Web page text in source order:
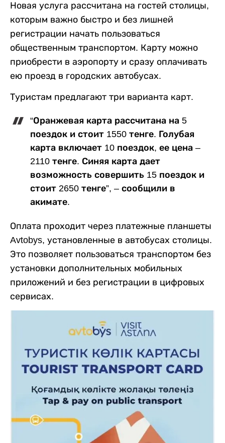
Новая услуга рассчитана на гостей столицы,
которым важно быстро и без лишней
регистрации начать пользоваться
общественным транспортом. Карту можно
приобрести в аэропорту и сразу оплачивать
ею проезд в городских автобусах.
Туристам предлагают три варианта карт.
“Оранжевая карта рассчитана на 5
поездок и стоит 1550 тенге. Голубая
карта включает 10 поездок, ее цена –
2110 тенге. Синяя карта дает
возможность совершить 15 поездок и
стоит 2650 тенге”, – сообщили в
акимате.
Оплата проходит через платежные планшеты
Avtobys, установленные в автобусах столицы.
Это позволяет пользоваться транспортом без
установки дополнительных мобильных
приложений и без регистрации в цифровых
сервисах.